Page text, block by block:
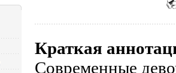
Краткая
Современные